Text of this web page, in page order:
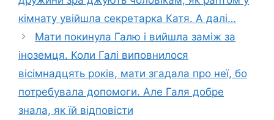
кімнату увійшла секретарка Катя. А далі…
Мати покинула Галю і вийшла заміж за
іноземця. Коли Галі виповнилося
вісімнадцять років, мати згадала про неї, бо
потребувала допомоги. Але Галя добре
знала, як їй відповісти